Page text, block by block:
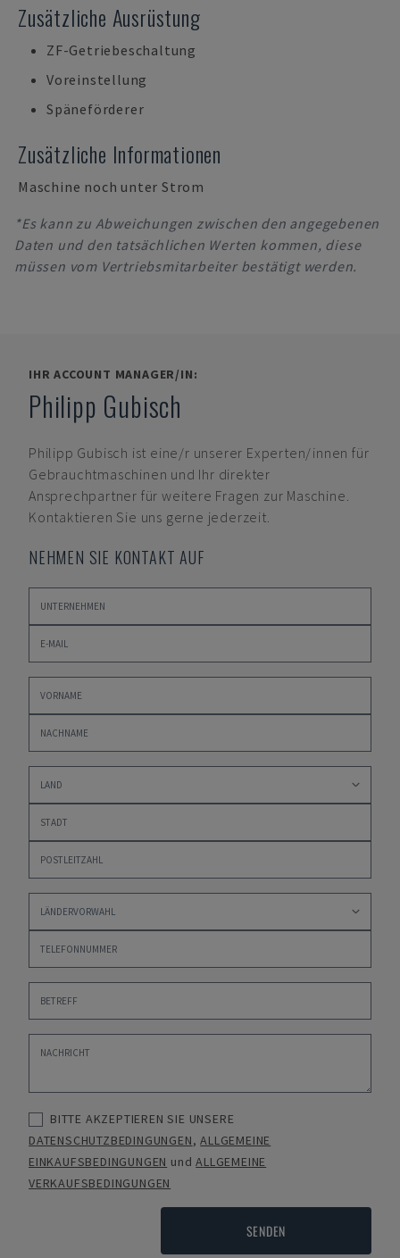
Zusätzliche Ausrüstung
ZF-Getriebeschaltung
Voreinstellung
Späneförderer
Zusätzliche Informationen
Maschine noch unter Strom
*Es kann zu Abweichungen zwischen den angegebenen
Daten und den tatsächlichen Werten kommen, diese
müssen vom Vertriebsmitarbeiter bestätigt werden.
IHR ACCOUNT MANAGER/IN:
Philipp Gubisch
Philipp Gubisch ist eine/r unserer Experten/innen für
Gebrauchtmaschinen und Ihr direkter
Ansprechpartner für weitere Fragen zur Maschine.
Kontaktieren Sie uns gerne jederzeit.
NEHMEN SIE KONTAKT AUF
BITTE AKZEPTIEREN SIE UNSERE
DATENSCHUTZBEDINGUNGEN,ALLGEMEINE
EINKAUFSBEDINGUNGEN undALLGEMEINE
VERKAUFSBEDINGUNGEN
SENDEN